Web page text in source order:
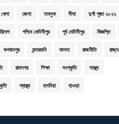
খেলা জেলা তমলুক দীঘা দুর্গা পূজা ২০২২
পশ্চিম মেদিনীপুর পূর্ব মেদিনীপুর বিজ্ঞপ্তি
ভগবানপুর মন্দারমনি মালদা রাজনীতি রাজ্য
রামনগর শিক্ষা সংস্কৃতি সাস্থ্য
স্বাস্থ্য হলদিয়া হাওড়া